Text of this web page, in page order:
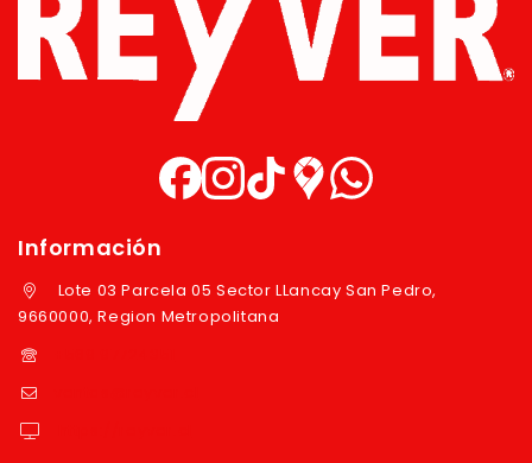
Información
Lote 03 Parcela 05 Sector LLancay San Pedro,
9660000, Region Metropolitana